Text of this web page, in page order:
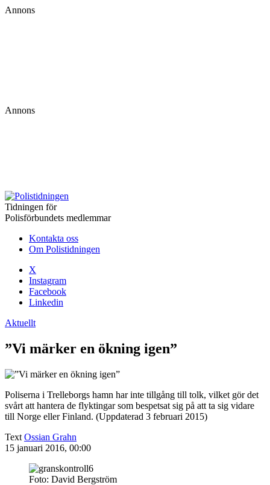
Annons
Annons
Tidningen för
Polisförbundets medlemmar
Kontakta oss
Om Polistidningen
X
Instagram
Facebook
Linkedin
Aktuellt
”Vi märker en ökning igen”
Poliserna i Trelleborgs hamn har inte tillgång till tolk, vilket gör det
svårt att hantera de flyktingar som bespetsat sig på att ta sig vidare
till Norge eller Finland. (Uppdaterad 3 februari 2015)
Text Ossian Grahn
15 januari 2016, 00:00
Foto: David Bergström